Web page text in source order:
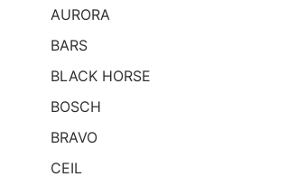
AURORA
BARS
BLACK HORSE
BOSCH
BRAVO
CEIL